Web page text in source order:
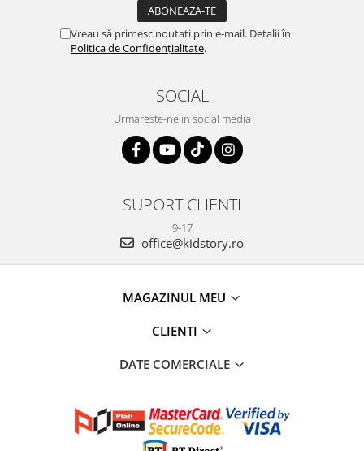
Vreau să primesc noutati prin e-mail. Detalii în
Politica de Confidențialitate.
SOCIAL
Urmareste-ne in social media
SUPORT CLIENTI
9-17
office@kidstory.ro
MAGAZINUL MEU
CLIENTI
DATE COMERCIALE